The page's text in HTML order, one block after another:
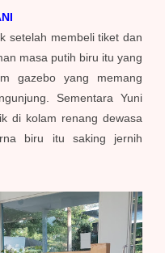
setelah membeli tiket dan
masa putih biru itu yang
gazebo yang memang
Sementara Yuni
di kolam renang dewasa
biru itu saking jernih